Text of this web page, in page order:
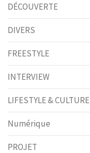
DÉCOUVERTE
DIVERS
FREESTYLE
INTERVIEW
LIFESTYLE & CULTURE
Numérique
PROJET